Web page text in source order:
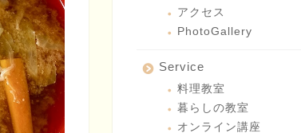
アクセス
PhotoGallery
Service
料理教室
暮らしの教室
オンライン講座